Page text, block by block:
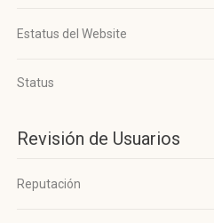
Estatus del Website
Status
Revisión de Usuarios
Reputación